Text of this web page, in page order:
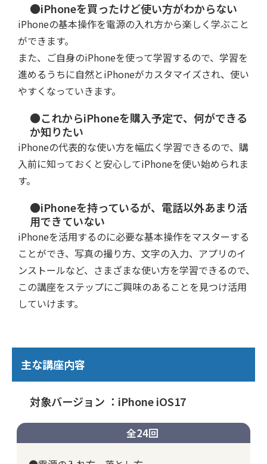
●iPhoneを買ったけど使い方がわからない
iPhoneの基本操作を電源の入れ方から楽しく学ぶこと
ができます。
また、ご自身のiPhoneを使って学習するので、学習を
進めるうちに自然とiPhoneがカスタマイズされ、使い
やすくなっていきます。
●これからiPhoneを購入予定で、何ができる
か知りたい
iPhoneの代表的な使い方を幅広く学習できるので、購
入前に知っておくと安心してiPhoneを使い始められま
す。
●iPhoneを持っているが、電話以外あまり活
用できていない
iPhoneを活用するのに必要な基本操作をマスターする
ことができ、写真の撮り方、文字の入力、アプリのイ
ンストールなど、さまざまな使い方を学習できるので、
この講座をステップにご興味のあることを見つけ活用
していけます。
主な講座内容
対象バージョン ：iPhone iOS17
全24回